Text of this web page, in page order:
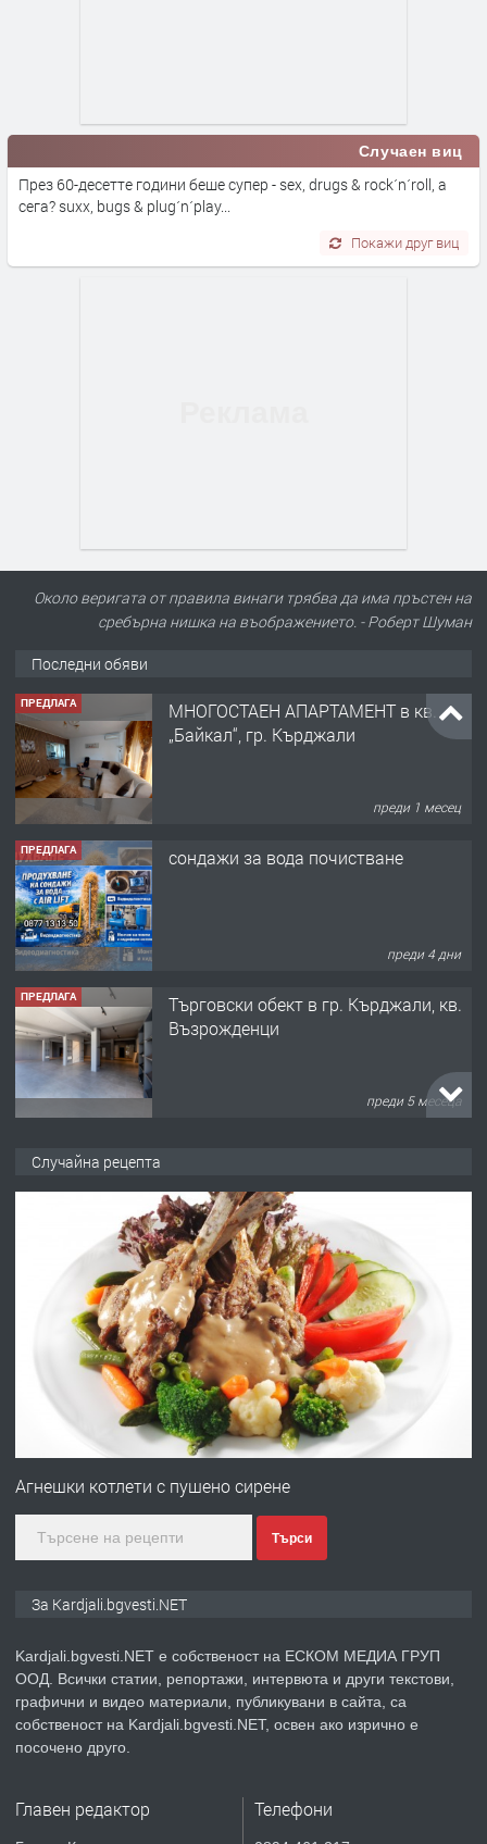
Случаен виц
През 60-десетте години беше супер - sex, drugs & rock´n´roll, а
сега? suxx, bugs & plug´n´play...
Покажи друг виц
Около веригата от правила винаги трябва да има пръстен на
сребърна нишка на въображението. - Роберт Шуман
Последни обяви
ПРЕДЛАГА
МНОГОСТАЕН АПАРТАМЕНТ в кв.
„Байкал“, гр. Кърджали
преди 1 месец
ПРЕДЛАГА сондажи за вода почистване
преди 4 дни
ПРЕДЛАГА
Tърговски обект в гр. Кърджали, кв.
Възрожденци
преди 5 месеца
преди 6 месеца
Заведение /ресторант, бистро/ в с.
Чакаларово, община Кирково
преди 7 месеца
Гараж под наем в супер център
на язовир Студен кладенец 331м2 |
преди 1 година
ПРЕДЛАГА
Курс
Случайна рецепта
Агнешки котлети с пушено сирене
Търси
За Kardjali.bgvesti.NET
Kardjali.bgvesti.NET е собственост на ЕСКОМ МЕДИА ГРУП
ООД. Всички статии, репортажи, интервюта и други текстови,
графични и видео материали, публикувани в сайта, са
собственост на Kardjali.bgvesti.NET, освен ако изрично е
посочено друго.
Главен редактор Телефони